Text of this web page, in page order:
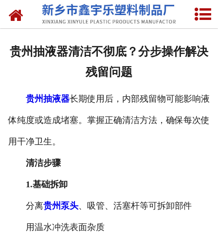
网站首页
贵州抽液器清洁不彻底？分步操作解决
残留问题
贵州抽液器长期使用后，内部残留物可能影响液
体纯度或造成堵塞。掌握正确清洁方法，确保每次使
用干净卫生。
清洁步骤
1.基础拆卸
分离贵州泵头、吸管、活塞杆等可拆卸部件
用温水冲洗表面杂质